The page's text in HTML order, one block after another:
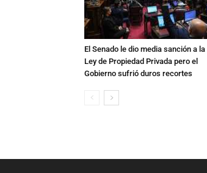
El Senado le dio media sanción a la
Ley de Propiedad Privada pero el
Gobierno sufrió duros recortes